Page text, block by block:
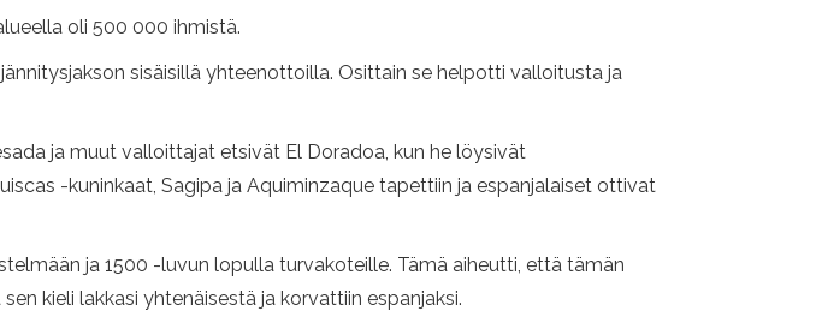
oli 500 000 ihmistä.
sisäisillä yhteenottoilla. Osittain se helpotti valloitusta ja
ja muut valloittajat etsivät El Doradoa, kun he löysivät
-kuninkaat, Sagipa ja Aquiminzaque tapettiin ja espanjalaiset ottivat
ja 1500 -luvun lopulla turvakoteille. Tämä aiheutti, että tämän
kieli lakkasi yhtenäisestä ja korvattiin espanjaksi.